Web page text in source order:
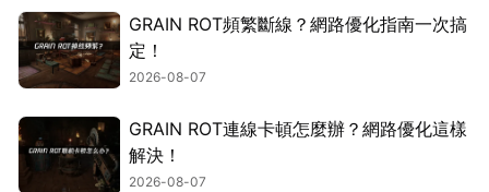
GRAIN ROT頻繁斷線？網路優化指南一次搞
定！
2026-08-07
GRAIN ROT連線卡頓怎麼辦？網路優化這樣
解決！
2026-08-07